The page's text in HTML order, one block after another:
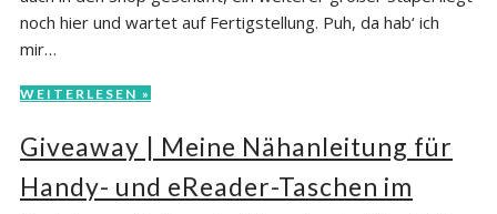
noch hier und wartet auf Fertigstellung. Puh, da hab‘ ich
mir…
WEITERLESEN »
Giveaway | Meine Nähanleitung für
Handy- und eReader-Taschen im